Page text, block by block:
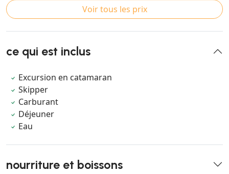
Voir tous les prix
ce qui est inclus
Excursion en catamaran
Skipper
Carburant
Déjeuner
Eau
nourriture et boissons